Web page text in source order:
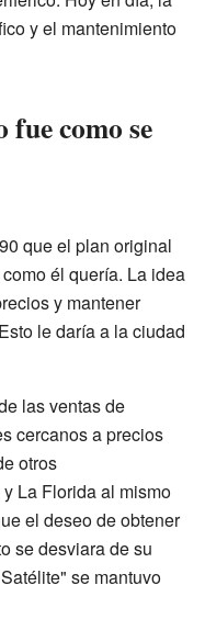
y el mantenimiento
fue como se
que el plan original
él quería. La idea
y mantener
le daría a la ciudad
las ventas de
cercanos a precios
otros
La Florida al mismo
el deseo de obtener
se desviara de su
se mantuvo